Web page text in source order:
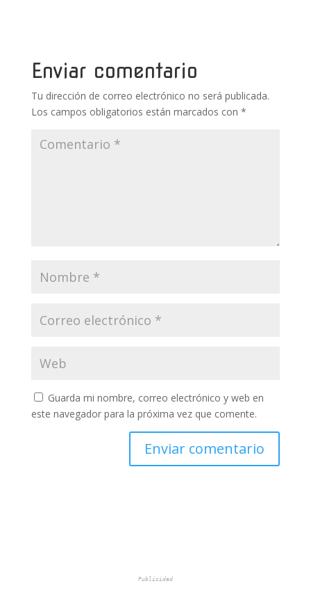
k
Enviar comentario
Tu dirección de correo electrónico no será publicada.
Los campos obligatorios están marcados con *
Guarda mi nombre, correo electrónico y web en
este navegador para la próxima vez que comente.
Publicidad